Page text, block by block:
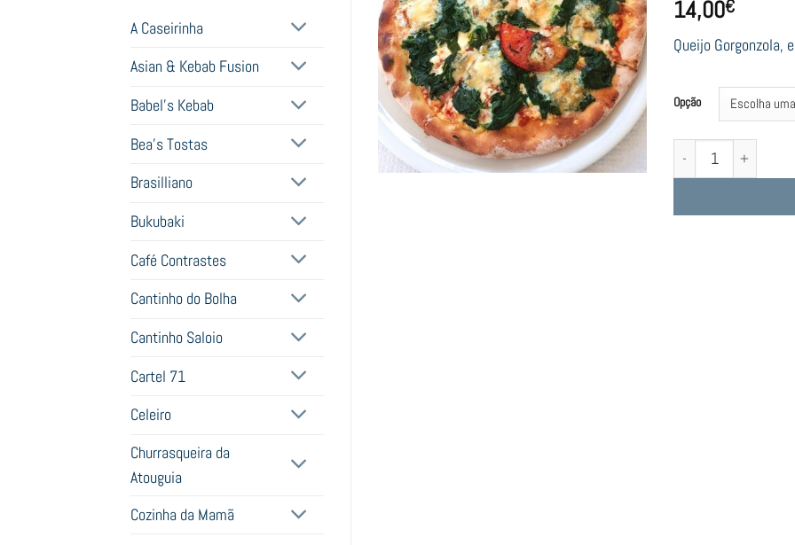
A Caseirinha
Asian & Kebab Fusion
Babel's Kebab
Bea's Tostas
Brasilliano
Bukubaki
Café Contrastes
Cantinho do Bolha
Cantinho Saloio
Cartel 71
Celeiro
Churrasqueira da
Atouguia
Cozinha da Mamã
14,00€
Queijo Gorgonzola,
Opção
Quantidade de Pizza